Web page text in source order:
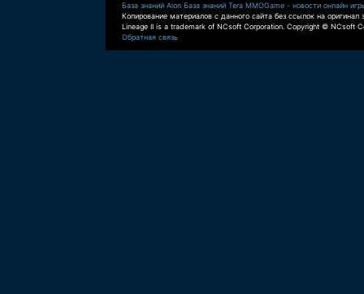
База знаний Aion База знаний Tera MMOGame - новости онлайн
Копирование материалов с данного сайта без ссылок на оригинал
Lineage II is a trademark of NCsoft Corporation. Copyright © NCsoft
Обратная связь